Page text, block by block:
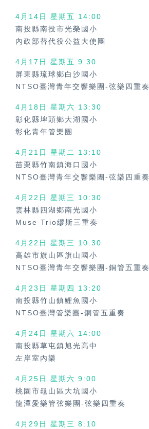
4月14日 星期五
14:00
南投縣南投市光榮國小
內政部替代役公益大使團
4月17日 星期五 9:30
屏東縣琉球鄉白沙國小
NTSO臺灣青年交響樂團-弦樂四重奏
4月18日 星期六 13:30
彰化縣埤頭鄉大湖國小
彰化青年管樂團
4月21日 星期二 13:10
苗栗縣竹南鎮海口國小
NTSO臺灣青年交響樂團-弦樂四重奏
4月22日 星期三
10:30
雲林縣四湖鄉南光國小
Muse Trio繆斯三重奏
4月22日 星期三
10:30
高雄市旗山區旗山國小
NTSO臺灣青年交響樂團-銅管五重奏
4月23日 星期四
13:20
南投縣竹山鎮鯉魚國小
NTSO臺灣管樂團-銅管五重奏
4月24日 星期六 14:00
南投縣草屯鎮旭光高中
左岸室內樂
4月25日 星期六 9:00
桃園市龜山區大坑國小
龍潭愛樂管弦樂團-弦樂四重奏
4月29日 星期三 8:10